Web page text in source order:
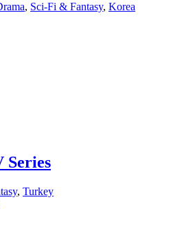
, Sci-Fi & Fantasy, Korea
Series
, Turkey